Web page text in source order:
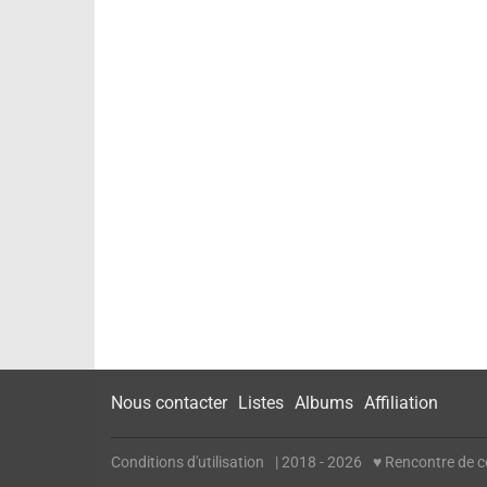
Nous contacter Listes Albums Affiliation
Conditions d'utilisation | 2018 - 2026 ♥ Rencontre de